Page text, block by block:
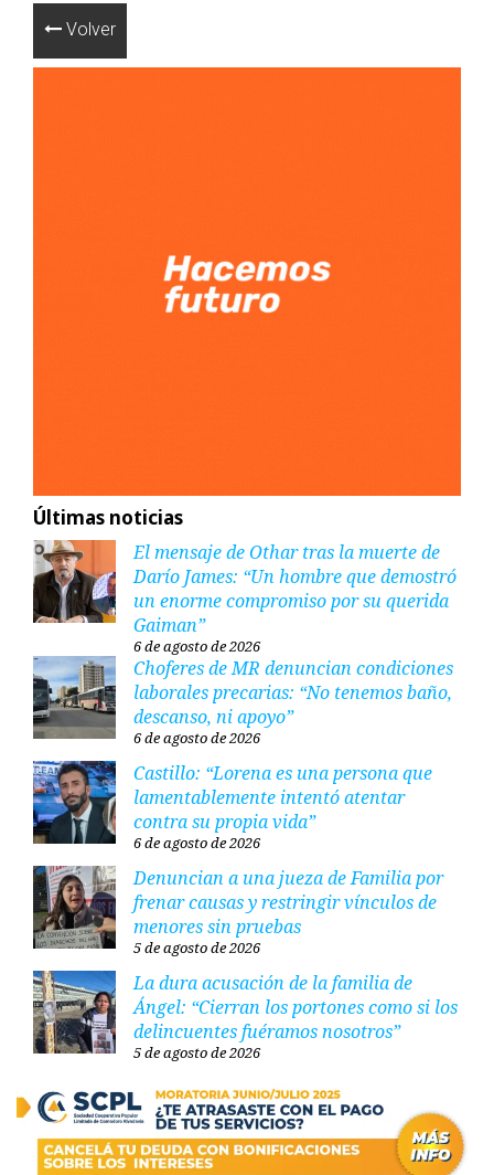
Volver
Últimas noticias
El mensaje de Othar tras la muerte de
Darío James: “Un hombre que demostró
un enorme compromiso por su querida
Gaiman”
6 de agosto de 2026
Choferes de MR denuncian condiciones
laborales precarias: “No tenemos baño,
descanso, ni apoyo”
6 de agosto de 2026
Castillo: “Lorena es una persona que
lamentablemente intentó atentar
contra su propia vida”
6 de agosto de 2026
Denuncian a una jueza de Familia por
frenar causas y restringir vínculos de
menores sin pruebas
5 de agosto de 2026
La dura acusación de la familia de
Ángel: “Cierran los portones como si los
delincuentes fuéramos nosotros”
5 de agosto de 2026